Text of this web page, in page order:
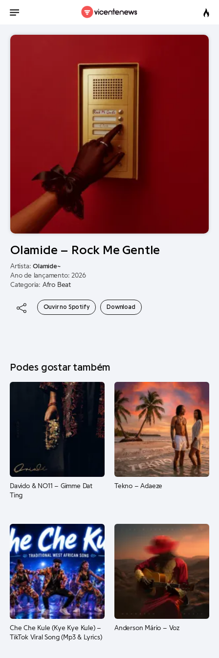
Olamide – Rock Me Gentle
Artista:Olamide~
Ano de lançamento: 2026
Categoria: Afro Beat
Ouvir no Spotify Download
Podes gostar também
Davido & NO11 – Gimme Dat
Ting
Tekno – Adaeze
Che Che Kule (Kye Kye Kule) –
TikTok Viral Song (Mp3 & Lyrics)
Anderson Mário – Voz